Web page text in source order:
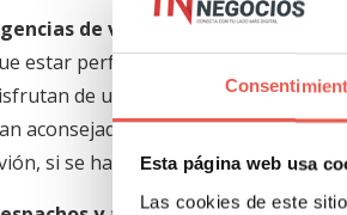
Esta página web usa
Las cookies de este
de viaje:
supone una de las
estar perfectamente planeado
de un viaje único, pueden
aconsejado, cuántas opciones les
si se han preocupado durante el